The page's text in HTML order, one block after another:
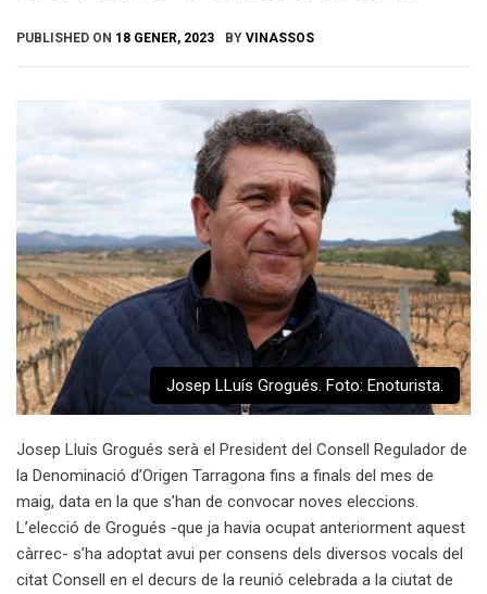
PUBLISHED ON 18 GENER, 2023 BY VINASSOS
Josep LLuís Grogués. Foto: Enoturista.
Josep Lluís Grogués serà el President del Consell Regulador de
la Denominació d’Origen Tarragona fins a finals del mes de
maig, data en la que s’han de convocar noves eleccions.
L’elecció de Grogués -que ja havia ocupat anteriorment aquest
càrrec- s’ha adoptat avui per consens dels diversos vocals del
citat Consell en el decurs de la reunió celebrada a la ciutat de